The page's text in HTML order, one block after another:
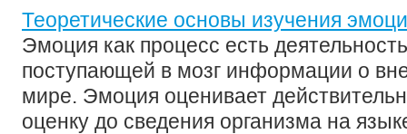
Теоретические основы изучения
Эмоция как процесс есть
поступающей в мозг информации о
мире. Эмоция оценивает
оценку до сведения организма на